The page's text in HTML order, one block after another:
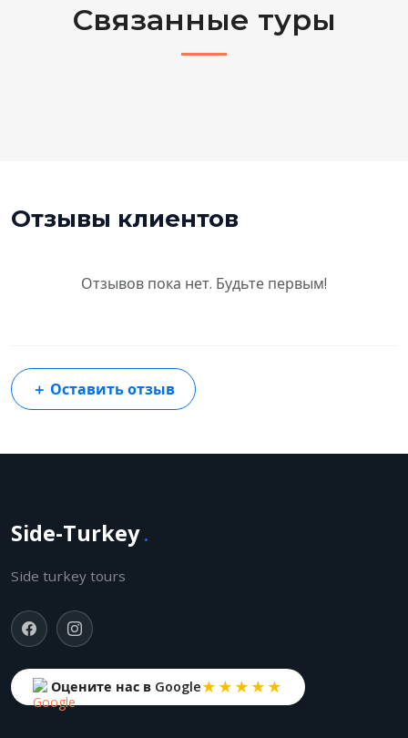
Связанные туры
Отзывы клиентов
Отзывов пока нет. Будьте первым!
＋ Оставить отзыв
Side-Turkey.
Side turkey tours
Оцените нас в Google★★★★★